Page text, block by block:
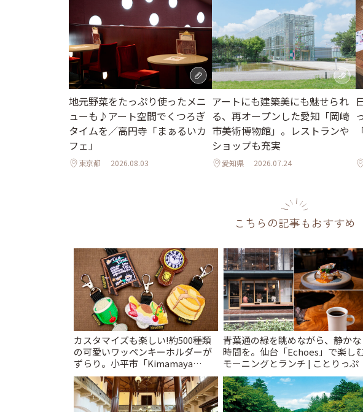
地元野菜をたっぷり使ったメニ
ューも♪アート空間でくつろぎ
タイムを／高円寺「まぁるいカ
フェ」
東京都 2026.08.03
アートにも建築美にも魅せられ
る、再オープンした愛知「岡崎
市美術博物館」。レストランや
ショップも充実
愛知県 2026.07.24
こちらの記事もおすすめ
カスタマイズも楽しい!約500種類
の可愛いワッペンキーホルダーが
ずらり。小平市「Kimamaya
T&K」 | ことりっぷ
青葉通の緑を眺めながら、静かな
時間を。仙台「Echoes」で楽し
モーニングとランチ | ことりっぷ